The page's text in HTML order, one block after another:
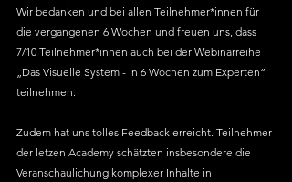
Wir bedanken und bei allen Teilnehmer*innen für
die vergangenen 6 Wochen und freuen uns, dass
7/10 Teilnehmer*innen auch bei der Webinarreihe
„Das Visuelle System - in 6 Wochen zum Experten“
teilnehmen.
Zudem hat uns tolles Feedback erreicht. Teilnehmer
der letzen Academy schätzten insbesondere die
Veranschaulichung komplexer Inhalte in